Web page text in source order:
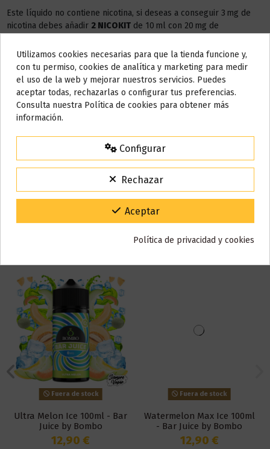
Este líquido no contiene nicotina, si deseas a conseguir 3 mg de
nicotina debes añadir 2 NICOKITde 10 ml con 20 mg de
AÑADIR NICOKIT DE 3 MG
Detalles del producto
Reseñas (0)
También puede que te guste
Fuera de stock
Ultra Melon Ice 100ml - Bar
Juice by Bombo
12,90 €
Fuera de stock
Watermelon Max Ice 100ml
- Bar Juice by Bombo
12,90 €
Do not show again.
AVISO IMPORTANTE
Nos tomamos unos días
Todos los pedidos realizados desde el
15% de descuento
Para agradecerte la espera durante estos días.
Código:VACACIONES15
Gracias por tu paciencia y por seguir confiando en nosotros.
Utilizamos cookies necesarias para que la tienda funcione y,
con tu permiso, cookies de analítica y marketing para medir
el uso de la web y mejorar nuestros servicios. Puedes
aceptar todas, rechazarlas o configurar tus preferencias.
Consulta nuestra Política de cookies para obtener más
información.
Configurar
Rechazar
Aceptar
Política de privacidad y cookies